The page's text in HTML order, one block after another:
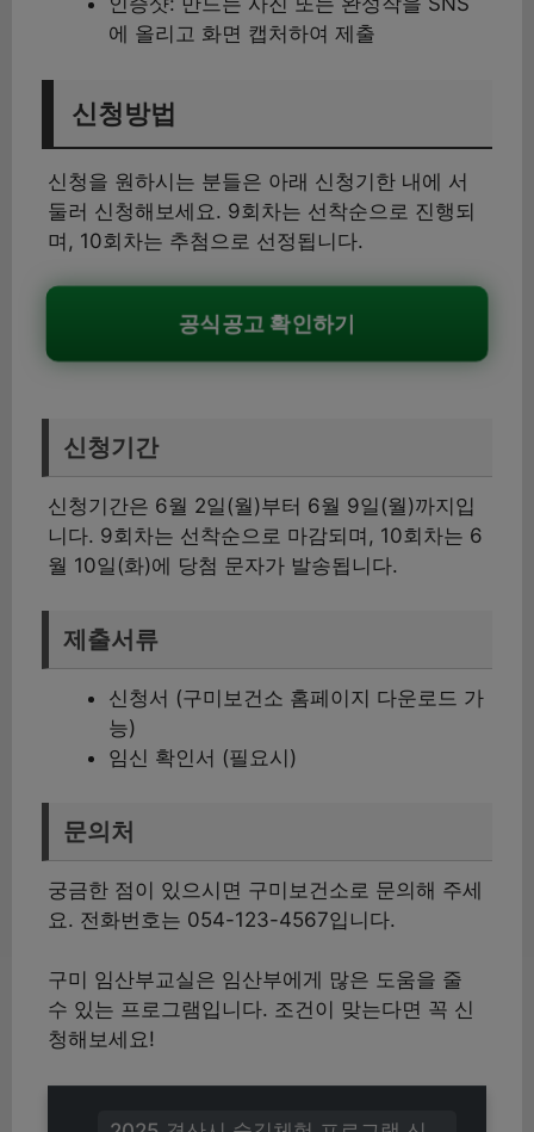
에 올리고 화면 캡처하여 제출
신청방법
신청을 원하시는 분들은 아래 신청기한 내에 서
둘러 신청해보세요. 9회차는 선착순으로 진행되
며, 10회차는 추첨으로 선정됩니다.
공식공고 확인하기
신청기간
신청기간은 6월 2일(월)부터 6월 9일(월)까지입
니다. 9회차는 선착순으로 마감되며, 10회차는 6
월 10일(화)에 당첨 문자가 발송됩니다.
제출서류
신청서 (구미보건소 홈페이지 다운로드 가
능)
임신 확인서 (필요시)
문의처
궁금한 점이 있으시면 구미보건소로 문의해 주세
요. 전화번호는 054-123-4567입니다.
구미 임산부교실은 임산부에게 많은 도움을 줄
수 있는 프로그램입니다. 조건이 맞는다면 꼭 신
청해보세요!